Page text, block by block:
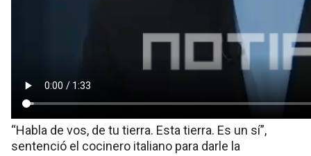
“Habla de vos, de tu tierra. Esta tierra. Es un sí”,
sentenció el cocinero italiano para darle la